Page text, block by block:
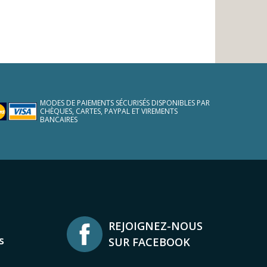
MODES DE PAIEMENTS SÉCURISÉS DISPONIBLES PAR
CHÈQUES, CARTES, PAYPAL ET VIREMENTS
BANCAIRES
REJOIGNEZ-NOUS
SUR FACEBOOK